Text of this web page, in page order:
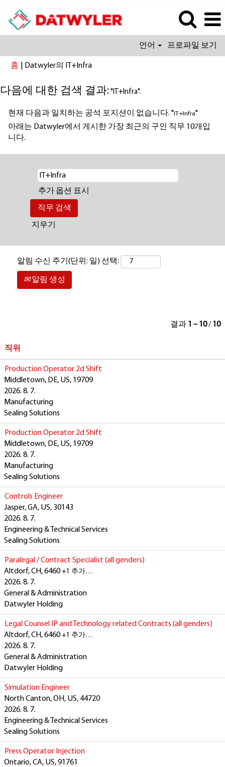
언어 프로파일 보기
홈 Datwyler의 IT+Infra(현
페
지)
다음에 대한 검색 결과: "IT+Infra".
현재 다음과 일치하는 공석 포지션이 없습니다. "IT+Infra"
아래는 Datwyler에서 게시한 가장 최근의 구인 직무 10개입
니다.
추가 옵션 표시
지우기
알림 수신 주기(단위: 일) 선택:
알림 생성
결과 1 – 10/ 10
직위
Production Operator 2d Shift
Middletown, DE, US, 19709
2026. 8. 7.
Manufacturing
Sealing Solutions
Production Operator 2d Shift
Middletown, DE, US, 19709
2026. 8. 7.
Manufacturing
Sealing Solutions
Controls Engineer
Jasper, GA, US, 30143
2026. 8. 7.
Engineering & Technical Services
Sealing Solutions
Paralegal / Contract Specialist (all genders)
Altdorf, CH, 6460+1 추가…
2026. 8. 7.
General & Administration
Datwyler Holding
Legal Counsel IP and Technology related Contracts (all genders)
Altdorf, CH, 6460+1 추가…
2026. 8. 7.
General & Administration
Datwyler Holding
Simulation Engineer
North Canton, OH, US, 44720
2026. 8. 7.
Engineering & Technical Services
Sealing Solutions
Press Operator Injection
Ontario, CA, US, 91761